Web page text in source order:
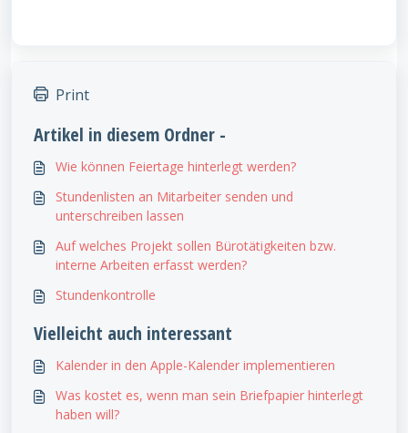
Print
Artikel in diesem Ordner -
Wie können Feiertage hinterlegt werden?
Stundenlisten an Mitarbeiter senden und
unterschreiben lassen
Auf welches Projekt sollen Bürotätigkeiten bzw.
interne Arbeiten erfasst werden?
Stundenkontrolle
Vielleicht auch interessant
Kalender in den Apple-Kalender implementieren
Was kostet es, wenn man sein Briefpapier hinterlegt
haben will?